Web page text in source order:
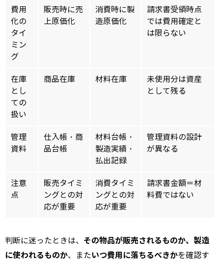
費用
化の
タイ
ミン
グ
販売時に売
上原価化
消費時に製
造原価化
請求書受領時点
では費用確定と
は限らない
在庫
とし
ての
扱い
商品在庫 材料在庫
未使用分は資産
として残る
管理
資料
仕入帳・商
品台帳
材料台帳・
製造実績・
払出記録
管理資料の設計
が異なる
注意
点
販売タイミ
ングとの対
応が重要
消費タイミ
ングとの対
応が重要
請求書金額＝材
料費ではない
判断に迷ったときは、 その物品が販売されるものか、製造
に使われるものか、またいつ費用に落ちるべきかを確認す